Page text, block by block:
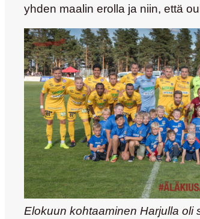
yhden maalin erolla ja niin, että
Elokuun kohtaaminen Harjulla oli